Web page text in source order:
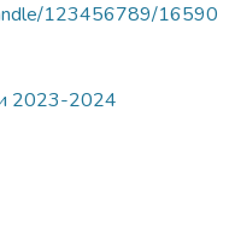
123456789/16590
2023-2024